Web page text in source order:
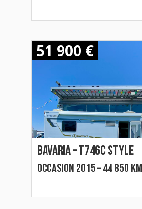
51 900 €
Bavaria – t746c style
Occasion 2015 – 44 850 km